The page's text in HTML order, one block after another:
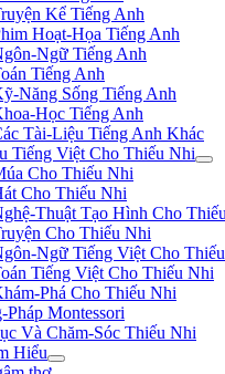
Kể Tiếng Anh
Hoạt-Họa Tiếng Anh
Ngữ Tiếng Anh
Tiếng Anh
Năng Sống Tiếng Anh
Học Tiếng Anh
Tài-Liệu Tiếng Anh Khác
Tiếng Việt Cho Thiếu Nhi
Cho Thiếu Nhi
Cho Thiếu Nhi
Thuật Tạo Hình Cho
Cho Thiếu Nhi
Ngữ Tiếng Việt Cho
Tiếng Việt Cho Thiếu Nhi
Phá Cho Thiếu Nhi
Pháp Montessori
Và Chăm-Sóc Thiếu Nhi
Hiểu